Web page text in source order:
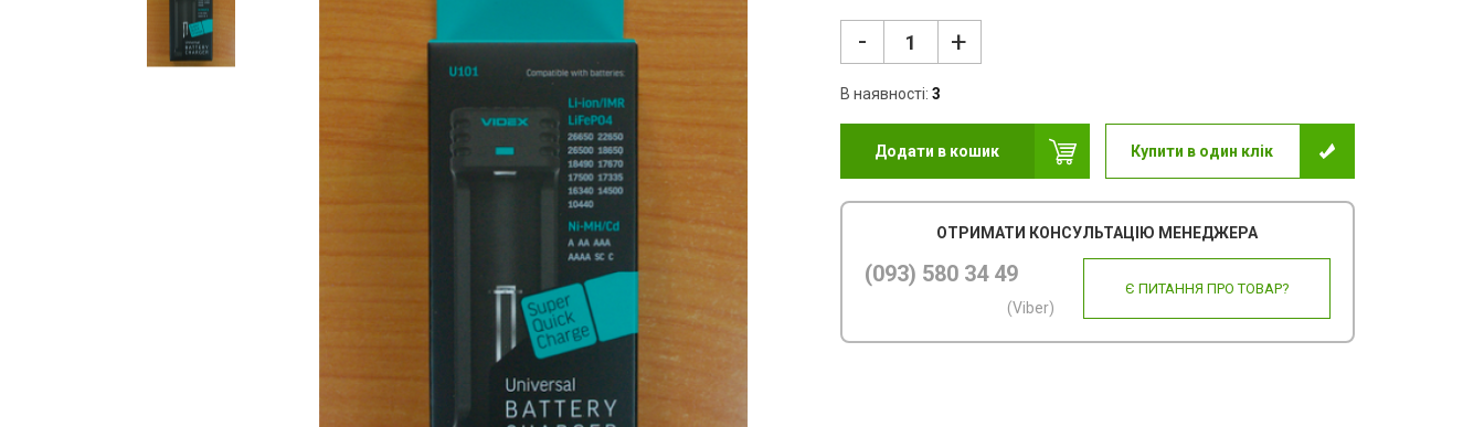
Компакт-диски CD/DVD
Всі розділи
- +
В наявності: 3
Додати в кошик Купити в один клік
ОТРИМАТИ КОНСУЛЬТАЦІЮ МЕНЕДЖЕРА
(093) 580 34 49
(Viber)
Є ПИТАННЯ ПРО ТОВАР?